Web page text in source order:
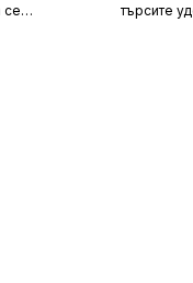
се
търсите